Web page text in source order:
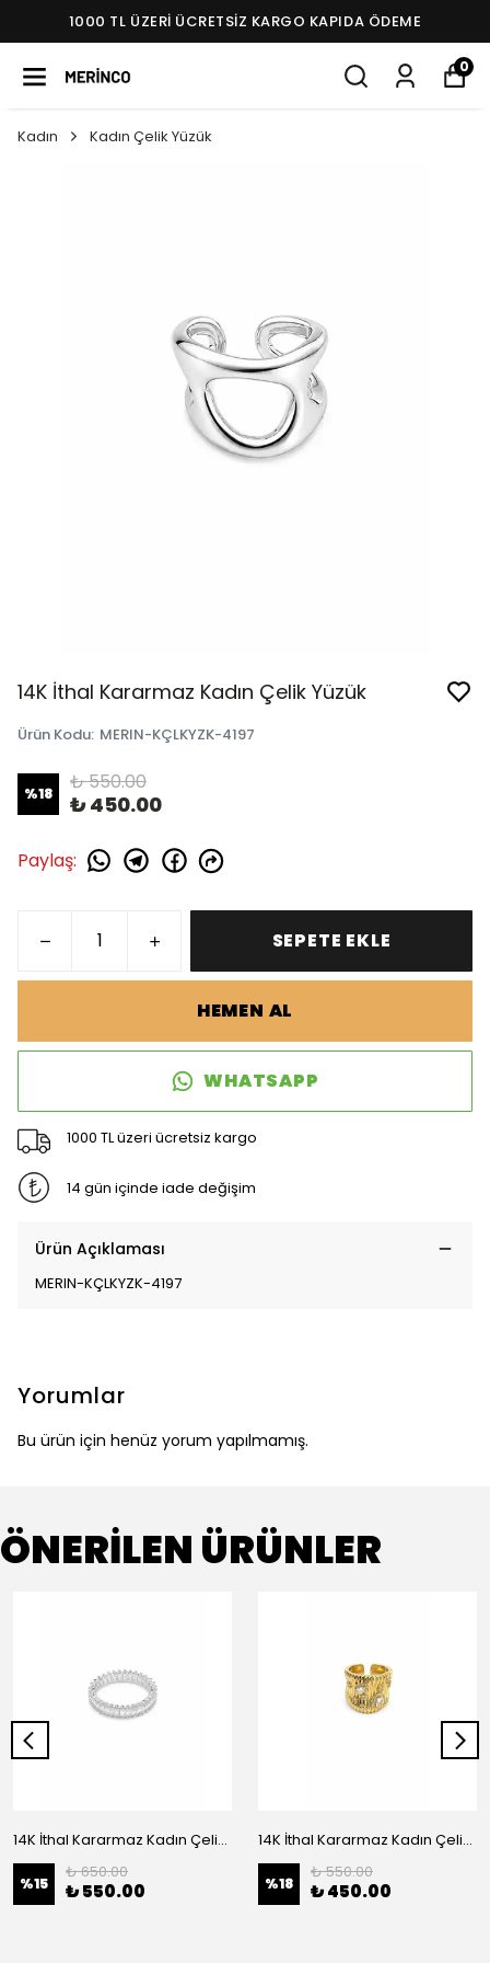
1000 TL ÜZERI ÜCRETSIZ KARGO KAPIDA ÖDEME
0
Kadın Kadın Çelik Yüzük
14K İthal Kararmaz Kadın Çelik Yüzük
Ürün Kodu: MERIN-KÇLKYZK-4197
%18 ₺ 550.00
₺ 450.00
Paylaş:
SEPETE EKLE
HEMEN AL
WHATSAPP
1000 TL üzeri ücretsiz kargo
14 gün içinde iade değişim
Ürün Açıklaması
MERIN-KÇLKYZK-4197
Yorumlar
Bu ürün için henüz yorum yapılmamış.
ÖNERİLEN ÜRÜNLER
14K İthal Kararmaz Kadın Çelik Yüzük
%15
₺ 650.00
₺ 550.00
14K İthal Kararmaz Kadın Çelik Yüzük
%18
₺ 550.00
₺ 450.00